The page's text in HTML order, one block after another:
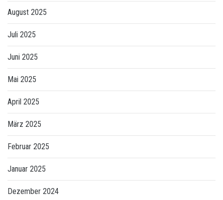
August 2025
Juli 2025
Juni 2025
Mai 2025
April 2025
März 2025
Februar 2025
Januar 2025
Dezember 2024